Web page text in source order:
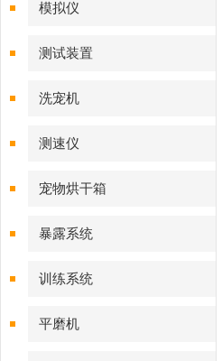
模拟仪
测试装置
洗宠机
测速仪
宠物烘干箱
暴露系统
训练系统
平磨机